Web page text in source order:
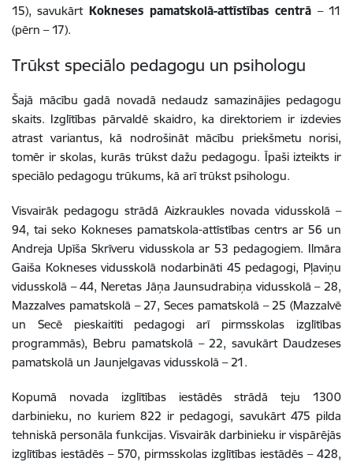
15), savukārt Kokneses pamatskolā-attīstības centrā – 11
(pērn – 17).
Trūkst speciālo pedagogu un psihologu
Šajā mācību gadā novadā nedaudz samazinājies pedagogu
skaits. Izglītības pārvaldē skaidro, ka direktoriem ir izdevies
atrast variantus, kā nodrošināt mācību priekšmetu norisi,
tomēr ir skolas, kurās trūkst dažu pedagogu. Īpaši izteikts ir
speciālo pedagogu trūkums, kā arī trūkst psihologu.
Visvairāk pedagogu strādā Aizkraukles novada vidusskolā –
94, tai seko Kokneses pamatskola-attīstības centrs ar 56 un
Andreja Upīša Skrīveru vidusskola ar 53 pedagogiem. Ilmāra
Gaiša Kokneses vidusskolā nodarbināti 45 pedagogi, Pļaviņu
vidusskolā – 44, Neretas Jāņa Jaunsudrabiņa vidusskolā – 28,
Mazzalves pamatskolā – 27, Seces pamatskolā – 25 (Mazzalvē
un Secē pieskaitīti pedagogi arī pirmsskolas izglītības
programmās), Bebru pamatskolā – 22, savukārt Daudzeses
pamatskolā un Jaunjelgavas vidusskolā – 21.
Kopumā novada izglītības iestādēs strādā teju 1300
darbinieku, no kuriem 822 ir pedagogi, savukārt 475 pilda
tehniskā personāla funkcijas. Visvairāk darbinieku ir vispārējās
izglītības iestādēs – 570, pirmsskolas izglītības iestādēs – 428,